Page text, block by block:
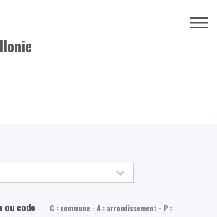
ou code C : commune - A : arrondissement - P :